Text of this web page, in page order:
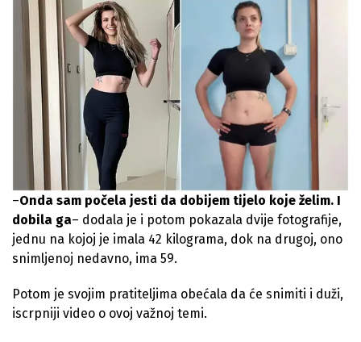
–Onda sam počela jesti da dobijem tijelo koje želim. I
dobila ga– dodala je i potom pokazala dvije fotografije,
jednu na kojoj je imala 42 kilograma, dok na drugoj, ono
snimljenoj nedavno, ima 59.
Potom je svojim pratiteljima obećala da će snimiti i duži,
iscrpniji video o ovoj važnoj temi.